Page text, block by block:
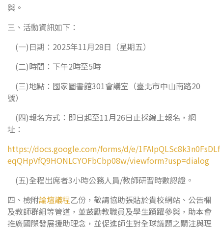
與。
三、活動資訊如下：
(一)日期：2025年11月28日（星期五）
(二)時間：下午2時至5時
(三)地點：國家圖書館301會議室（臺北市中山南路20
號）
(四)報名方式：即日起至11月26日止採線上報名，網
址：
https://docs.google.com/forms/d/e/
eqQHpVfQ9HONLCYOFbCbp08w/viewform?usp=dialog
(五)全程出席者3小時公務人員/教師研習時數認證。
四、檢附論壇議程乙份，敬請協助張貼於貴校網站、公告欄
及教師群組等管道，並鼓勵教職員及學生踴躍參與，助本會
推廣國際發展援助理念，並促進師生對全球議題之關注與理